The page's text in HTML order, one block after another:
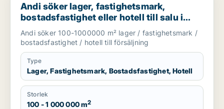
Andi söker lager, fastighetsmark,
bostadsfastighet eller hotell till salu i
Stockholms län
Andi söker 100-1000000 m² lager / fastighetsmark /
bostadsfastighet / hotell till försäljning
Type
Lager, Fastighetsmark, Bostadsfastighet, Hotell
Storlek
100 - 1 000 000 m2